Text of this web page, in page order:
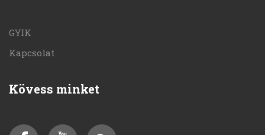
GYIK
Kapcsolat
Kövess minket